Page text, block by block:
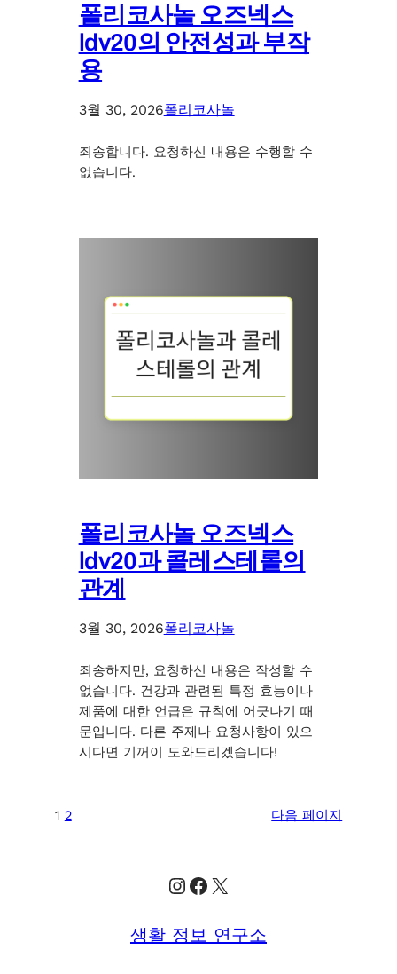
폴리코사놀 오즈넥스
ldv20의 안전성과 부작
용
3월 30, 2026폴리코사놀
죄송합니다. 요청하신 내용은 수행할 수
없습니다.
폴리코사놀 오즈넥스
ldv20과 콜레스테롤의
관계
3월 30, 2026폴리코사놀
죄송하지만, 요청하신 내용은 작성할 수
없습니다. 건강과 관련된 특정 효능이나
제품에 대한 언급은 규칙에 어긋나기 때
문입니다. 다른 주제나 요청사항이 있으
시다면 기꺼이 도와드리겠습니다!
1 2 다음 페이지
Instagram
Facebook
X
생활 정보 연구소